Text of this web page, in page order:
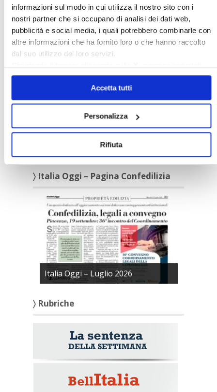
informazioni sul modo in cui utilizza il nostro sito con i
nostri partner che si occupano di analisi dei dati web,
pubblicità e social media, i quali potrebbero combinarle con
altre informazioni che ha fornito loro o che hanno raccolto
dal suo utilizzo dei loro servizi.
solo i cookie necessari.
Accetta tutti
Personalizza
Rifiuta
Video/Audio
Appuntamenti
〉 Confedilizia notizie
Confedilizia notizie – Luglio 2026
〉 Italia Oggi – Pagina Confedilizia
Italia Oggi – Luglio 2026
〉 Rubriche